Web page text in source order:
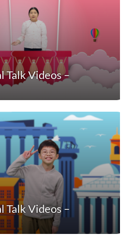
Talk Videos –
Talk Videos –